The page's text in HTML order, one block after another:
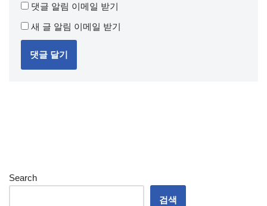
댓글 알림 이메일 받기
새 글 알림 이메일 받기
Search
검색